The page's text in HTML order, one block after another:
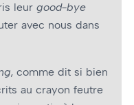
leur good-bye
avec nous dans
, comme dit si bien
au crayon feutre